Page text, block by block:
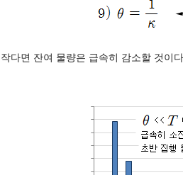
다면 잔여 물량은 급속히 감소할 것이